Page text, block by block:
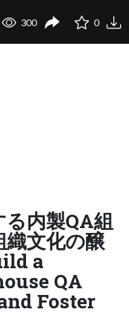
300 0
内製QA組
文化の醸
a
QA
Foster